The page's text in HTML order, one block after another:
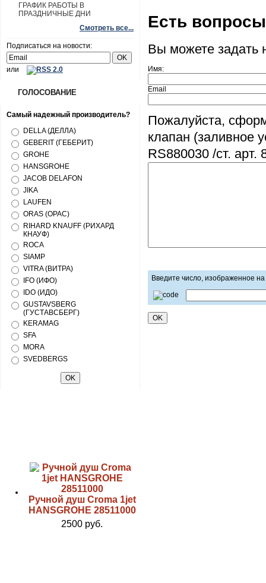
ГРАФИК РАБОТЫ В
ПРАЗДНИЧНЫЕ ДНИ
Смотреть все...
Подписаться на новости:
или
ГОЛОСОВАНИЕ
Самый надежный производитель?
DELLA (ДЕЛЛА)
GEBERIT (ГЕБЕРИТ)
GROHE
HANSGROHE
JACOB DELAFON
JIKA
LAUFEN
ORAS (ОРАС)
RIHARD KNAUFF (РИХАРД
КНАУФ)
ROCA
SIAMP
VITRA (ВИТРА)
IFO (ИФО)
IDO (ИДО)
GUSTAVSBERG
(ГУСТАВСБЕРГ)
KERAMAG
SFA
MORA
SVEDBERGS
Ручной душ Croma 1jet
HANSGROHE 28511000
2500 руб.
Есть
Вы можете
Имя:
Email
Пожалуйста,
клапан (заливное
RS880030 /ст. арт.
Введите число, изображенное на